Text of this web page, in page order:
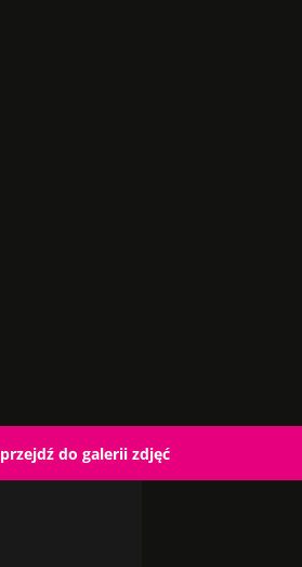
przejdź do galerii zdjęć